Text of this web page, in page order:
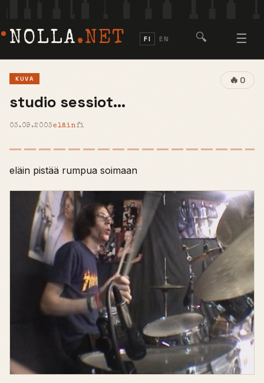
NOLLA.NET FI EN 🔍 ☰
🔥 0
KUVA
studio sessiot...
03.09.2003eläinfi
eläin pistää rumpua soimaan